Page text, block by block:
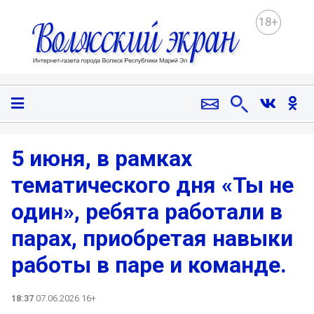
18+
5 июня, в рамках
тематического дня «Ты не
один», ребята работали в
парах, приобретая навыки
работы в паре и команде.
18:37 07.06.2026 16+